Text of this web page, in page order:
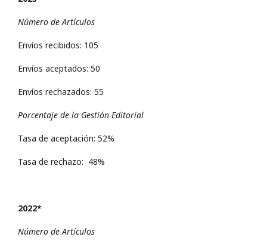
Número de Artículos
Envíos recibidos: 105
Envíos aceptados: 50
Envíos rechazados: 55
Porcentaje de la Gestión Editorial
Tasa de aceptación: 52%
Tasa de rechazo: 48%
2022*
Número de Artículos